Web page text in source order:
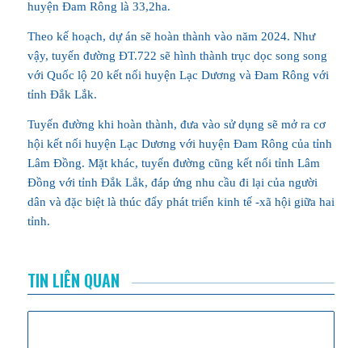
huyện Đam Rông là 33,2ha.
Theo kế hoạch, dự án sẽ hoàn thành vào năm 2024. Như
vậy, tuyến đường ĐT.722 sẽ hình thành trục dọc song song
với Quốc lộ 20 kết nối huyện Lạc Dương và Đam Rông với
tỉnh Đắk Lắk.
Tuyến đường khi hoàn thành, đưa vào sử dụng sẽ mở ra cơ
hội kết nối huyện Lạc Dương với huyện Đam Rông của tỉnh
Lâm Đồng. Mặt khác, tuyến đường cũng kết nối tỉnh Lâm
Đồng với tỉnh Đắk Lắk, đáp ứng nhu cầu đi lại của người
dân và đặc biệt là thúc đẩy phát triển kinh tế -xã hội giữa hai
tỉnh.
TIN LIÊN QUAN